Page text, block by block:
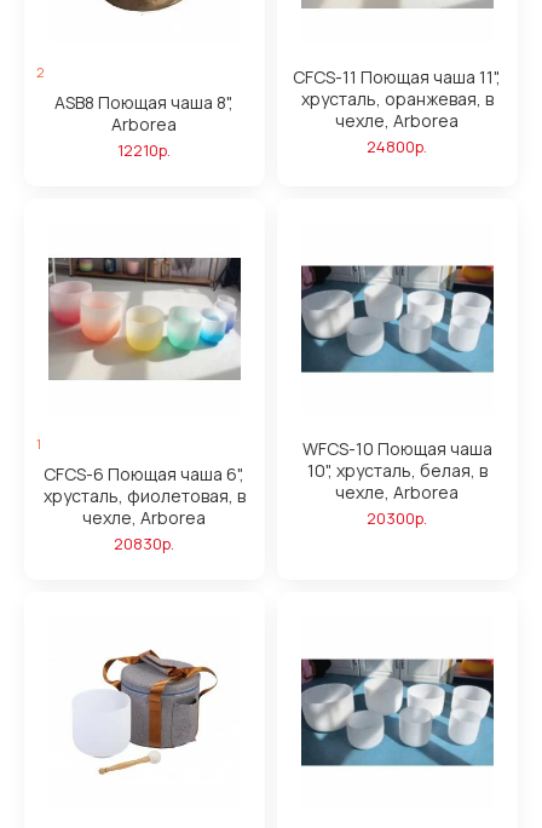
2
ASB8 Поющая чаша 8",
Arborea
12210р.
CFCS-11 Поющая чаша 11",
хрусталь, оранжевая, в
чехле, Arborea
24800р.
1
CFCS-6 Поющая чаша 6",
хрусталь, фиолетовая, в
чехле, Arborea
20830р.
WFCS-10 Поющая чаша
10", хрусталь, белая, в
чехле, Arborea
20300р.